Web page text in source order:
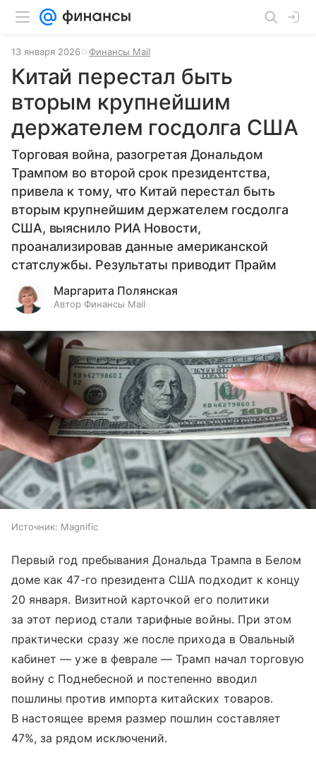
13 января 2026 Финансы Mail
Китай перестал быть
вторым крупнейшим
держателем госдолга США
Торговая война, разогретая Дональдом
Трампом во второй срок президентства,
привела к тому, что Китай перестал быть
вторым крупнейшим держателем госдолга
США, выяснило РИА Новости,
проанализировав данные американской
статслужбы. Результаты приводит Прайм
Маргарита Полянская
Автор Финансы Mail
Источник: Magnific
Первый год пребывания Дональда Трампа в Белом
доме как 47-го президента США подходит к концу
20 января. Визитной карточкой его политики
за этот период стали тарифные войны. При этом
практически сразу же после прихода в Овальный
кабинет — уже в феврале — Трамп начал торговую
войну с Поднебесной и постепенно вводил
пошлины против импорта китайских товаров.
В настоящее время размер пошлин составляет
47%, за рядом исключений.